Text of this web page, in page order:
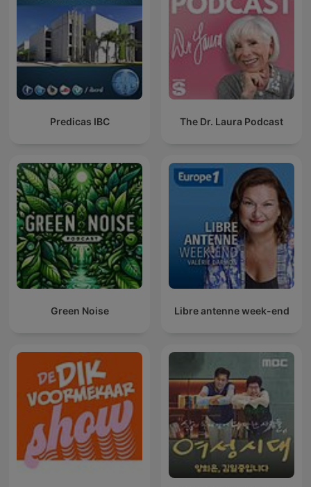
Predicas IBC The Dr. Laura Podcast
Green Noise Libre antenne week-end